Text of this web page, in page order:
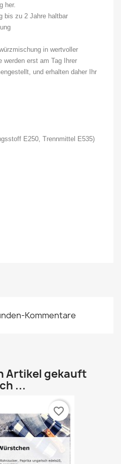
her.
bis zu 2 Jahre haltbar
in wertvoller
werden erst am Tag Ihrer
und erhalten daher Ihr
E250, Trennmittel E535)
Kommentare
Artikel gekauft
...
favorite_border